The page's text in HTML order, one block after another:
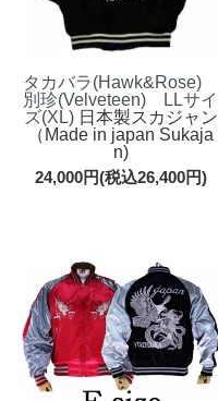
タカバラ(Hawk&Rose)
別珍(Velveteen) LLサイ
ズ(XL)日本製スカジャン
（Made in japan Sukaja
n)
24,000円(税込26,400円)